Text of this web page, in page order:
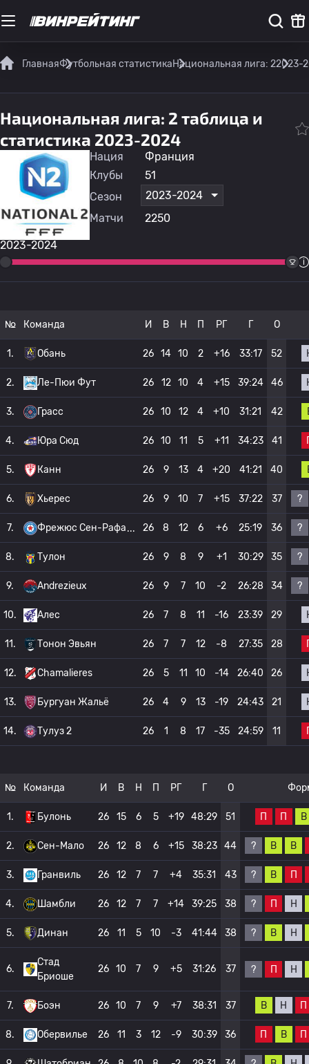
ГлавнаяФутбольная статистикаНациональная лига: 22023-
Национальная лига: 2 таблица и
статистика 2023-2024
2023-2024
Нация
Франция
Клубы
51
Сезон
2023-2024
Матчи
2250
№ Команда И В Н П РГ Г О
1. Обань 26 14 10 2 +16 33:17 52
2. Ле-Пюи Фут 26 12 10 4 +15 39:24 46
3. Грасс 26 10 12 4 +10 31:21 42
4. Юра Сюд 26 10 11 5 +11 34:23 41
5. Канн 26 9 13 4 +20 41:21 40
6. Хьерес 26 9 10 7 +15 37:22 37 ?
7. Фрежюс Сен-Рафа 26 8 12 6 +6 25:19 36 ?
8. Тулон 26 9 8 9 +1 30:29 35 ?
9. Andrezieux 26 9 7 10 -2 26:28 34 ?
10. Алес 26 7 8 11 -16 23:39 29
11. Тонон Эвьян 26 7 7 12 -8 27:35 28
12. Chamalieres 26 5 11 10 -14 26:40 26
13. Бургуан Жальё 26 4 9 13 -19 24:43 21
14. Тулуз 2 26 1 8 17 -35 24:59 11
№ Команда И В Н П РГ Г О
1. Булонь 26 15 6 5 +19 48:29 51 П П В
2. Сен-Мало 26 12 8 6 +15 38:23 44 ? В В
3. Гранвиль 26 12 7 7 +4 35:31 43 ? В П
4. Шамбли 26 12 7 7 +14 39:25 38 ? П Н
5. Динан 26 11 5 10 -3 41:44 38 ? В Н
6.
Стад
Бриоше
26 10 7 9 +5 31:26 37 ? П Н
7. Боэн 26 10 7 9 +7 38:31 37 В Н П
8. Обервилье 26 11 3 12 -9 30:39 36 П В П